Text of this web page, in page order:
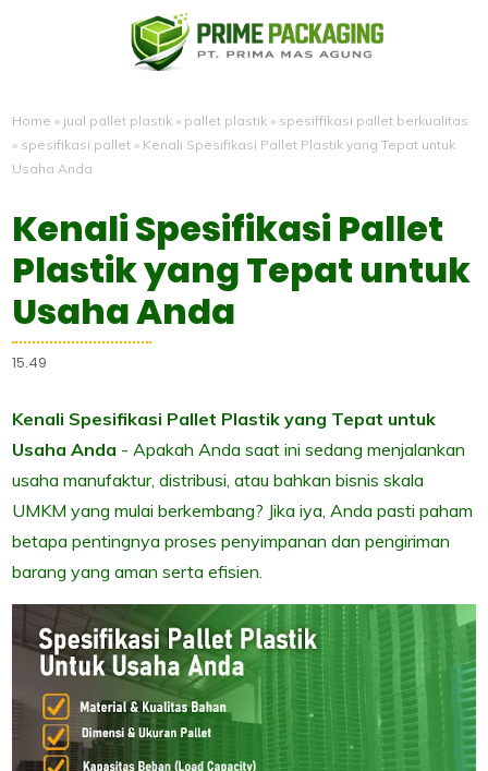
Home » jual pallet plastik » pallet plastik » spesiffikasi pallet berkualitas
» spesifikasi pallet » Kenali Spesifikasi Pallet Plastik yang Tepat untuk
Usaha Anda
Kenali Spesifikasi Pallet
Plastik yang Tepat untuk
Usaha Anda
15.49
Kenali Spesifikasi Pallet Plastik yang Tepat untuk
Usaha Anda - Apakah Anda saat ini sedang menjalankan
usaha manufaktur, distribusi, atau bahkan bisnis skala
UMKM yang mulai berkembang? Jika iya, Anda pasti paham
betapa pentingnya proses penyimpanan dan pengiriman
barang yang aman serta efisien.